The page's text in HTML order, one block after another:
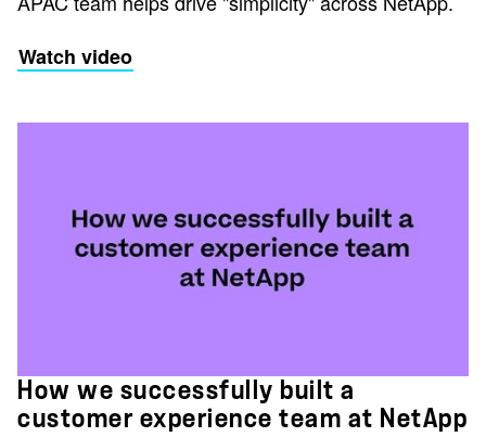
Watch video
How we successfully built a
customer experience team at NetApp